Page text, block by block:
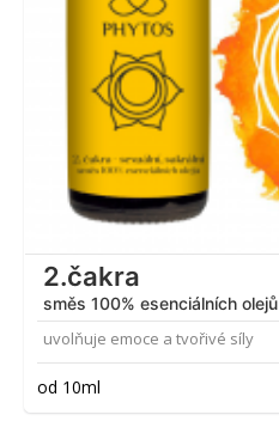
2.čakra
směs 100% esenciálních olejů
uvolňuje emoce a tvořivé síly
od 10ml